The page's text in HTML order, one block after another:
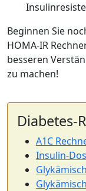
Beginnen Sie
HOMA-IR
besseren
zu machen!
Diabetes-
A1C
Insulin-